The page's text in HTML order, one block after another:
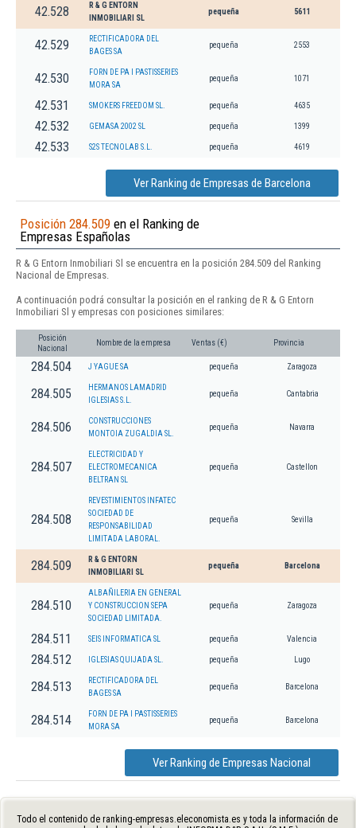
42.528
R & G ENTORN
INMOBILIARI SL
pequeña 5611
42.529
RECTIFICADORA DEL
BAGES SA
pequeña 2553
42.530
FORN DE PA I PASTISSERIES
MORA SA
pequeña 1071
42.531 SMOKERS FREEDOM SL. pequeña 4635
42.532 GEMASA 2002 SL pequeña 1399
42.533 S2S TECNOLAB S.L. pequeña 4619
Ver Ranking de Empresas de Barcelona
Posición 284.509 en el Ranking de
Empresas Españolas
R & G Entorn Inmobiliari Sl se encuentra en la posición 284.509 del Ranking
Nacional de Empresas.
A continuación podrá consultar la posición en el ranking de R & G Entorn
Inmobiliari Sl y empresas con posiciones similares:
Posición
Nacional
Nombre de la empresa Ventas (€) Provincia
284.504 J YAGUE SA pequeña Zaragoza
284.505
HERMANOS LAMADRID
IGLESIAS S.L.
pequeña Cantabria
284.506
CONSTRUCCIONES
MONTOIA ZUGALDIA SL.
pequeña Navarra
284.507
ELECTRICIDAD Y
ELECTROMECANICA
BELTRAN SL
pequeña Castellon
284.508
REVESTIMIENTOS INFATEC
SOCIEDAD DE
RESPONSABILIDAD
LIMITADA LABORAL.
pequeña Sevilla
284.509
R & G ENTORN
INMOBILIARI SL
pequeña Barcelona
284.510
ALBAÑILERIA EN GENERAL
Y CONSTRUCCION SEPA
SOCIEDAD LIMITADA.
pequeña Zaragoza
284.511 SEIS INFORMATICA SL pequeña Valencia
284.512 IGLESIAS QUIJADA SL. pequeña Lugo
284.513
RECTIFICADORA DEL
BAGES SA
pequeña Barcelona
284.514
FORN DE PA I PASTISSERIES
MORA SA
pequeña Barcelona
Ver Ranking de Empresas Nacional
Todo el contenido de ranking-empresas.eleconomista.es y toda la información de